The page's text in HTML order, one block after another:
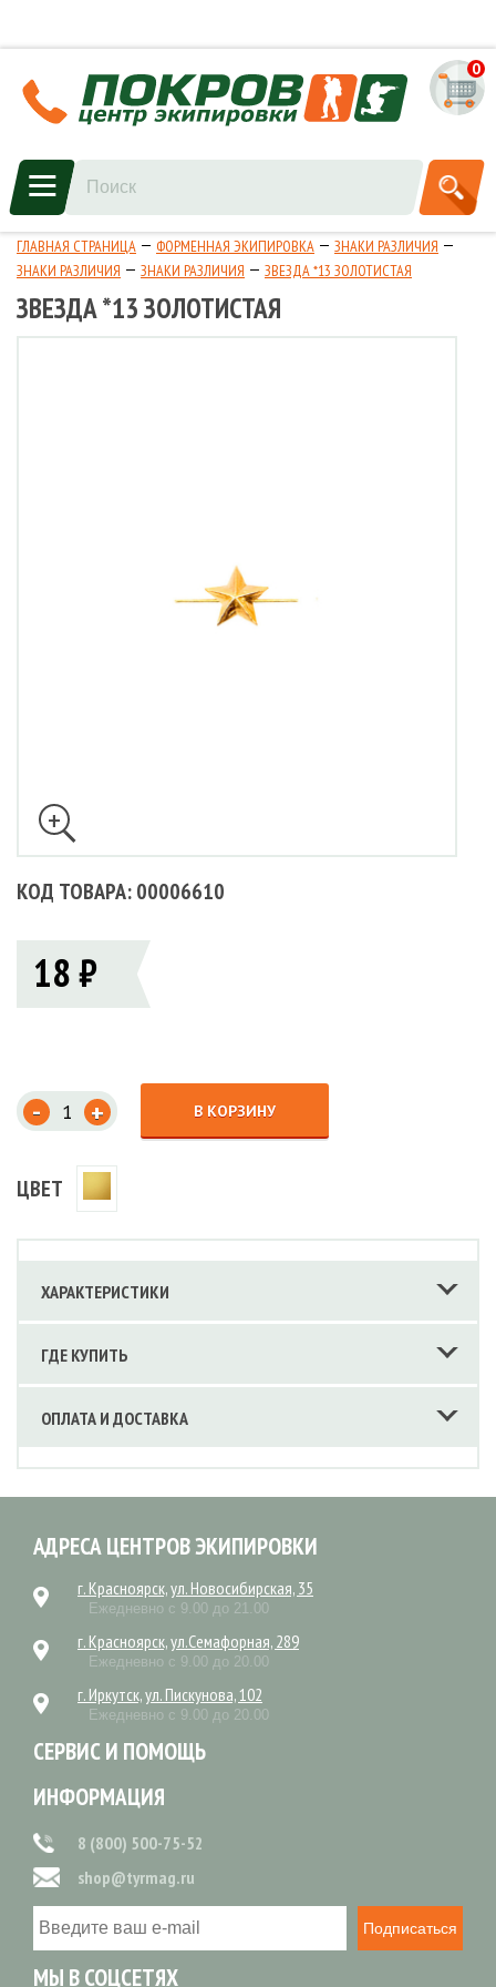
0
ГЛАВНАЯ СТРАНИЦА ФОРМЕННАЯ ЭКИПИРОВКА
ЗНАКИ РАЗЛИЧИЯ
ЗНАКИ РАЗЛИЧИЯ
ЗНАКИ РАЗЛИЧИЯ ЗВЕЗДА *13 ЗОЛОТИСТАЯ
ЗВЕЗДА *13 ЗОЛОТИСТАЯ
КОД ТОВАРА: 00006610
18 ₽
- + В КОРЗИНУ
ЦВЕТ
ХАРАКТЕРИСТИКИ
ГДЕ КУПИТЬ
ОПЛАТА И ДОСТАВКА
АДРЕСА ЦЕНТРОВ ЭКИПИРОВКИ
г. Красноярск, ул. Новосибирская, 35
Ежедневно с 9.00 до 21.00
г. Красноярск, ул.Семафорная, 289
Ежедневно с 9.00 до 20.00
г. Иркутск, ул. Пискунова, 102
Ежедневно с 9.00 до 20.00
СЕРВИС И ПОМОЩЬ
ИНФОРМАЦИЯ
8 (800) 500-75-52
shop@tyrmag.ru
Подписаться
МЫ В СОЦСЕТЯХ